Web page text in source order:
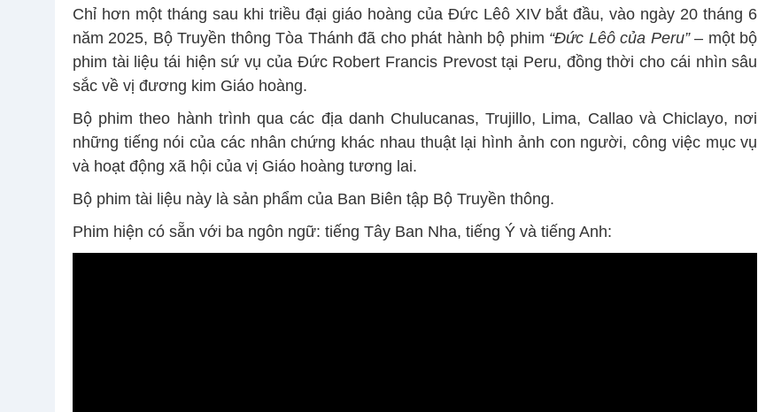
Chỉ hơn một tháng sau khi triều đại giáo hoàng của Đức Lêô XIV bắt đầu, vào ngày 20 tháng 6
năm 2025, Bộ Truyền thông Tòa Thánh đã cho phát hành bộ phim “Đức Lêô của Peru” – một bộ
phim tài liệu tái hiện sứ vụ của Đức Robert Francis Prevost tại Peru, đồng thời cho cái nhìn sâu
sắc về vị đương kim Giáo hoàng.
Bộ phim theo hành trình qua các địa danh Chulucanas, Trujillo, Lima, Callao và Chiclayo, nơi
những tiếng nói của các nhân chứng khác nhau thuật lại hình ảnh con người, công việc mục vụ
và hoạt động xã hội của vị Giáo hoàng tương lai.
Bộ phim tài liệu này là sản phẩm của Ban Biên tập Bộ Truyền thông.
Phim hiện có sẵn với ba ngôn ngữ: tiếng Tây Ban Nha, tiếng Ý và tiếng Anh: